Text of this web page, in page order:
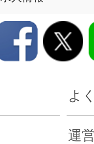
よ
運